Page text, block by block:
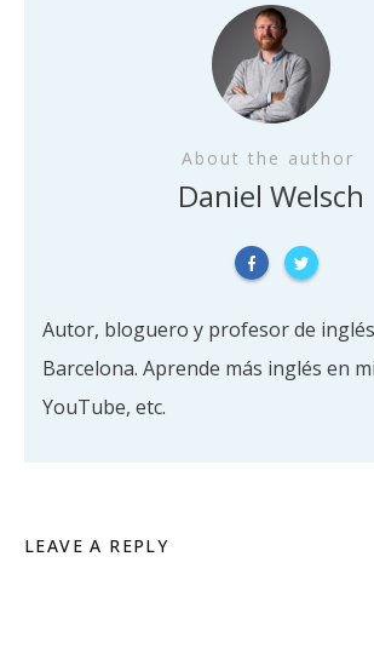
About the author
Daniel Welsch
Autor, bloguero y profesor de
Barcelona. Aprende más inglés en
YouTube, etc.
LEAVE A REPLY